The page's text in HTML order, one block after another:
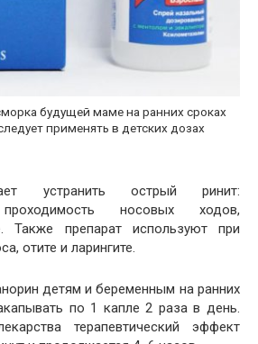
будущей маме на ранних сроках
применять в детских дозах
устранить острый ринит:
проходимость носовых ходов,
Также препарат используют при
отите и ларингите.
детям и беременным на ранних
по 1 капле 2 раза в день.
терапевтический эффект